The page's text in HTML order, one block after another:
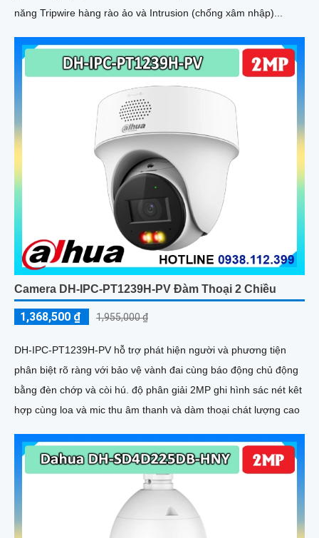
năng Tripwire hàng rào ảo và Intrusion (chống xâm nhập)...
Camera DH-IPC-PT1239H-PV Đàm Thoại 2 Chiều
1,368,500 ₫ 1,955,000 ₫
DH-IPC-PT1239H-PV hỗ trợ phát hiện người và phương tiện
phân biệt rõ ràng với bảo vệ vành đai cùng báo động chủ động
bằng đèn chớp và còi hú. độ phân giải 2MP ghi hình sác nét kêt
hợp cùng loa và mic thu âm thanh và dàm thoại chát lượng cao